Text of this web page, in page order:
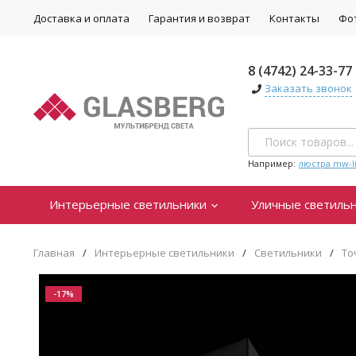
Доставка и оплата Гарантия и возврат Контакты
8 (4742) 24-33-77
Заказать звонок
Например: люстра mw-
Интерьерные светильники Уличные
Главная / Интерьерные светильники / Светильники /
-17%